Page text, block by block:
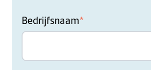
Bedrijfsnaam*